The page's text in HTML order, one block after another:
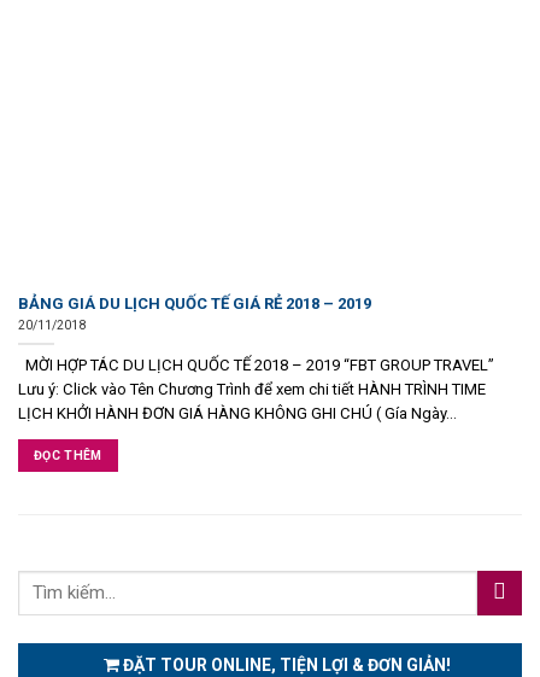
BẢNG GIÁ DU LỊCH QUỐC TẾ GIÁ RẺ 2018 – 2019
20/11/2018
MỜI HỢP TÁC DU LỊCH QUỐC TẾ 2018 – 2019 “FBT GROUP TRAVEL”
Lưu ý: Click vào Tên Chương Trình để xem chi tiết HÀNH TRÌNH TIME
LỊCH KHỞI HÀNH ĐƠN GIÁ HÀNG KHÔNG GHI CHÚ ( Gía Ngày...
ĐỌC THÊM
ĐẶT TOUR ONLINE, TIỆN LỢI & ĐƠN GIẢN!